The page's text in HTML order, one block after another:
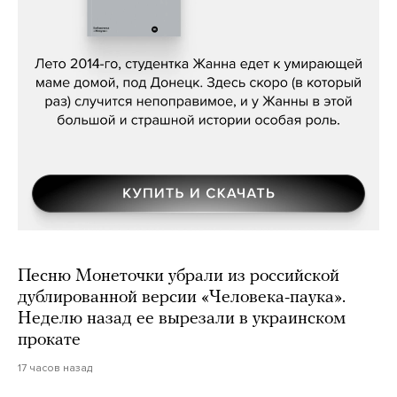
Сергей Лебедев, «Белая дама»
Песню Монеточки убрали из российской
дублированной версии «Человека-паука».
Неделю назад ее вырезали в украинском
прокате
17 часов назад